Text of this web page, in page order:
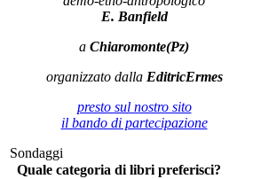
E. Banfield
a Chiaromonte(Pz)
organizzato dalla EditricErmes
presto sul nostro sito
il bando di partecipazione
Sondaggi
Quale categoria di libri preferisci?